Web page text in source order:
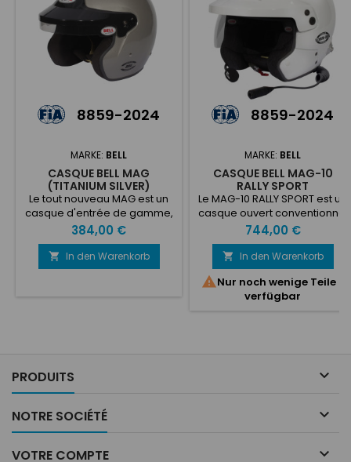
8859-2024
MARKE: BELL
CASQUE BELL MAG
(TITANIUM SILVER)
Le tout nouveau MAG est un
casque d'entrée de gamme,
léger et ouvert, au design
moderne. La "protection
sérieuse de la tête" de Bell
Helmets à un prix très
recherchent...
Preis
384,00 €
 In den Warenkorb
8859-2024
MARKE: BELL
CASQUE BELL MAG-10
RALLY SPORT
Le MAG-10 RALLY SPORT est un
casque ouvert conventionnel
au design élégant qui offre
de grandes performances à
un prix abordable. Doté d'une
coque en composite
carbone-verre, d'une visière
réglable combinée à notre
Preis
744,00 €
 In den Warenkorb
Nur noch wenige Teile
verfügbar
PRODUITS 
NOTRE SOCIÉTÉ 
VOTRE COMPTE 